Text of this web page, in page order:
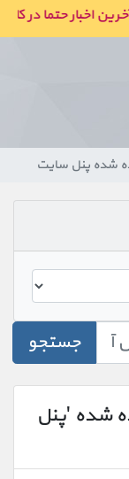
اخبار حتما در
شده پنل سایت
جستجو
شده 'پنل